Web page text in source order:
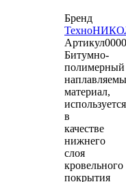
Бренд
Артикул
Битумно-
полимерный
материал,
используется
в
качестве
нижнего
слоя
кровельного
покрытия